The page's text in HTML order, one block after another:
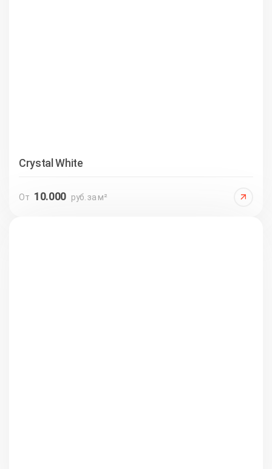
Crystal White
От 10.000 руб. за м²